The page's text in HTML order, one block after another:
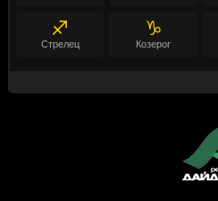
♐
Стрелец
♑
Козерог